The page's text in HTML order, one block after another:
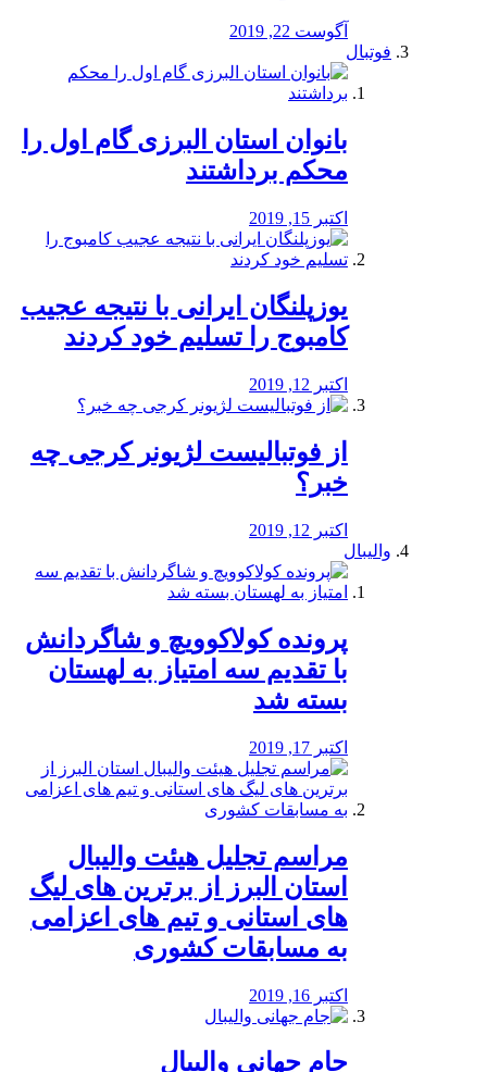
آگوست 22, 2019
فوتبال
بانوان استان البرزی گام اول را
محكم برداشتند
اکتبر 15, 2019
یوزپلنگان ایرانی با نتیجه عجیب
کامبوج را تسلیم خود کردند
اکتبر 12, 2019
از فوتبالیست لژیونر کرجی چه
خبر؟
اکتبر 12, 2019
والیبال
پرونده کولاکوویچ و شاگردانش
با تقدیم سه امتیاز به لهستان
بسته شد
اکتبر 17, 2019
مراسم تجلیل هیئت والیبال
استان البرز از برترین های لیگ
های استانی و تیم های اعزامی
به مسابقات کشوری
اکتبر 16, 2019
جام جهانی والیبال